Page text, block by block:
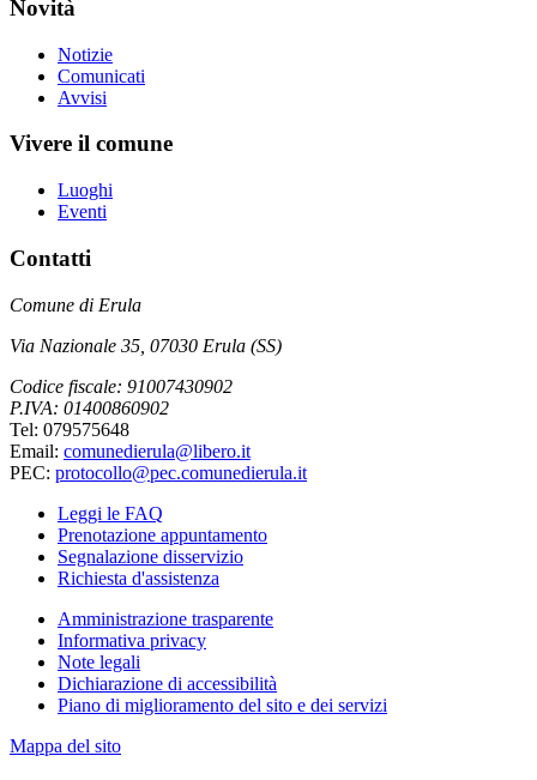
Novità
Notizie
Comunicati
Avvisi
Vivere il comune
Luoghi
Eventi
Contatti
Comune di Erula
Via Nazionale 35, 07030 Erula (SS)
Codice fiscale: 91007430902
P.IVA: 01400860902
Tel: 079575648
Email: comunedierula@libero.it
PEC: protocollo@pec.comunedierula.it
Leggi le FAQ
Prenotazione appuntamento
Segnalazione disservizio
Richiesta d'assistenza
Amministrazione trasparente
Informativa privacy
Note legali
Dichiarazione di accessibilità
Piano di miglioramento del sito e dei servizi
Mappa del sito